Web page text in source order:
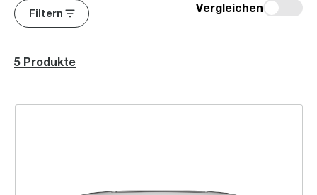
Filtern Vergleichen
5 Produkte
the Toast Select™ Luxe